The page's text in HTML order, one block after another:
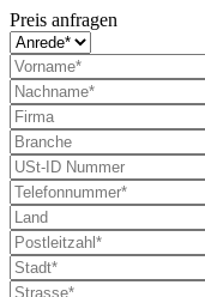
Preis anfragen